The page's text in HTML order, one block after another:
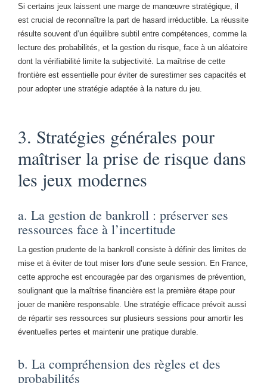
Si certains jeux laissent une marge de manœuvre stratégique, il
est crucial de reconnaître la part de hasard irréductible. La réussite
résulte souvent d’un équilibre subtil entre compétences, comme la
lecture des probabilités, et la gestion du risque, face à un aléatoire
dont la vérifiabilité limite la subjectivité. La maîtrise de cette
frontière est essentielle pour éviter de surestimer ses capacités et
pour adopter une stratégie adaptée à la nature du jeu.
3. Stratégies générales pour
maîtriser la prise de risque dans
les jeux modernes
a. La gestion de bankroll : préserver ses
ressources face à l’incertitude
La gestion prudente de la bankroll consiste à définir des limites de
mise et à éviter de tout miser lors d’une seule session. En France,
cette approche est encouragée par des organismes de prévention,
soulignant que la maîtrise financière est la première étape pour
jouer de manière responsable. Une stratégie efficace prévoit aussi
de répartir ses ressources sur plusieurs sessions pour amortir les
éventuelles pertes et maintenir une pratique durable.
b. La compréhension des règles et des
probabilités